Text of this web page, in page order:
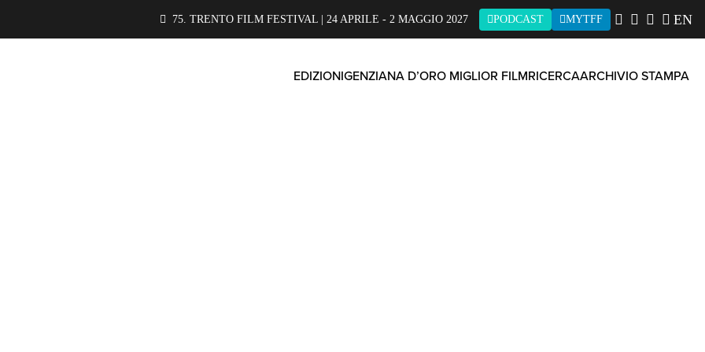
75. TRENTO FILM FESTIVAL | 24 APRILE - 2 MAGGIO 2027 PODCAST MYTFF EN
EDIZIONIGENZIANA D’ORO MIGLIOR FILMRICERCAARCHIVIO STAMPA